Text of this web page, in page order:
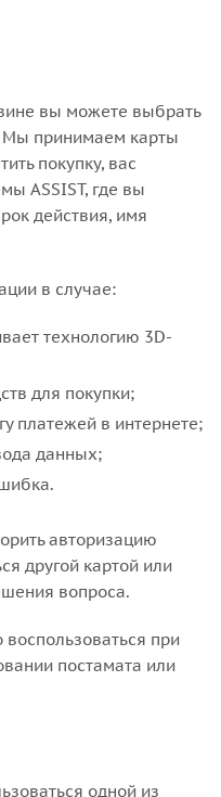
вы можете выбрать
Мы принимаем карты
покупку, вас
ASSIST, где вы
действия, имя
в случае:
технологию 3D-
для покупки;
платежей в интернете;
данных;
авторизацию
другой картой или
вопроса.
при
постамата или
одной из